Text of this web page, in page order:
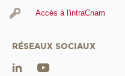
Accès à l'intraCnam
RÉSEAUX SOCIAUX